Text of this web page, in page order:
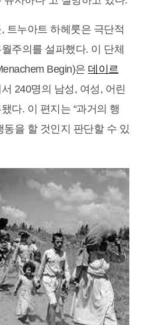
트누아트 하헤룻은 극단적
주의를 설파했다. 이 단체
Begin)은 데이르
240명의 남성, 여성, 어린
다. 이 편지는 “과거의 행
을 할 것인지 판단할 수 있